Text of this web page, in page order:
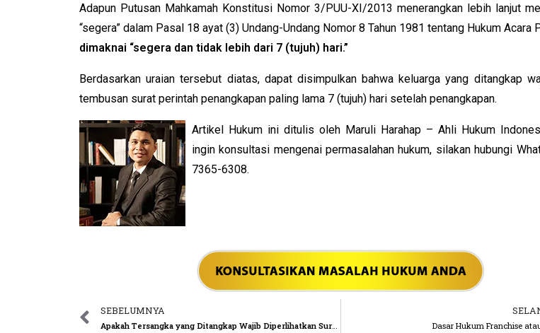
Adapun Putusan Mahkamah Konstitusi Nomor 3/PUU-XI/2013 menerangkan lebih lanjut
“segera” dalam Pasal 18 ayat (3) Undang-Undang Nomor 8 Tahun 1981 tentang Hukum Acara
dimaknai “segera dan tidak lebih dari 7 (tujuh) hari.”
Berdasarkan uraian tersebut diatas, dapat disimpulkan bahwa keluarga yang ditangkap
tembusan surat perintah penangkapan paling lama 7 (tujuh) hari setelah penangkapan.
Artikel Hukum ini ditulis oleh Maruli Harahap – Ahli Hukum
ingin konsultasi mengenai permasalahan hukum, silakan hubungi
7365-6308.
SEBELUMNYA
Apakah Tersangka yang Ditangkap Wajib Diperlihatkan Surat Perintah Penangkapan? Dasar Hukum Franchise